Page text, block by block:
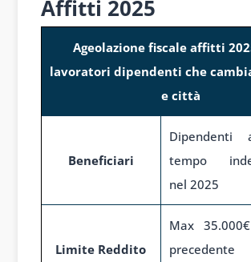
Affitti 2025
Ageolazione fiscale affitti
lavoratori dipendenti che
e città
Beneficiari
Dipendenti
tempo
nel 2025
Limite Reddito
Max
precedente